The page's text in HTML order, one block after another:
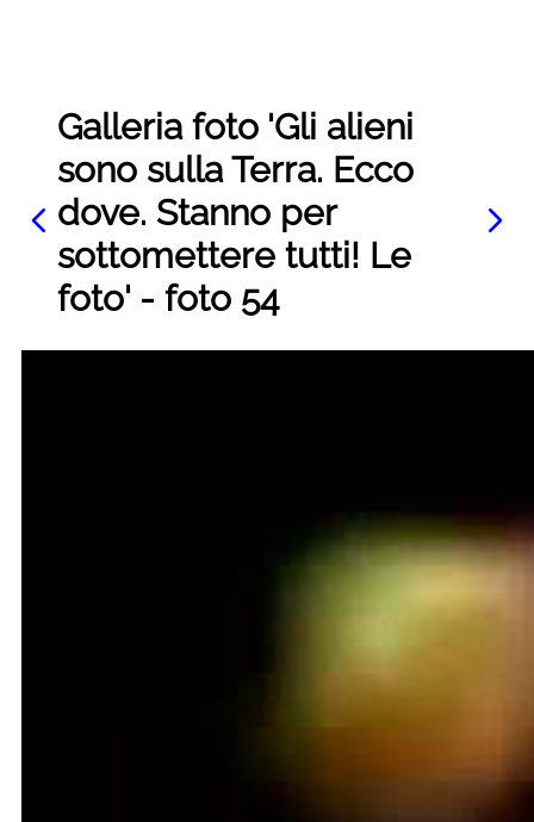
Galleria foto 'Gli alieni
sono sulla Terra. Ecco
dove. Stanno per
sottomettere tutti! Le
foto' - foto 54